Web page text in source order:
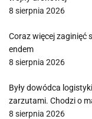
8 sierpnia 2026
Coraz więcej zaginięć
endem
8 sierpnia 2026
Były dowódca
zarzutami. Chodzi o
8 sierpnia 2026